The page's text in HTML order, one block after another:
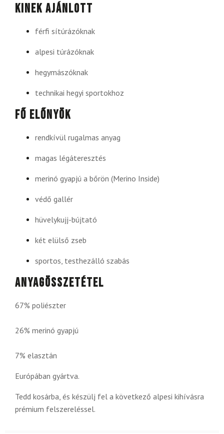
Kinek ajánlott
férfi sítúrázóknak
alpesi túrázóknak
hegymászóknak
technikai hegyi sportokhoz
Fő előnyök
rendkívül rugalmas anyag
magas légáteresztés
merinó gyapjú a bőrön (Merino Inside)
védő gallér
hüvelykujj-bújtató
két elülső zseb
sportos, testhezálló szabás
Anyagösszetétel
67% poliészter
26% merinó gyapjú
7% elasztán
Európában gyártva.
Tedd kosárba, és készülj fel a következő alpesi kihívásra
prémium felszereléssel.